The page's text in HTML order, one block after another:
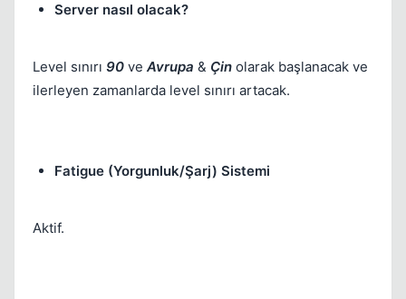
Server nasıl olacak?
Level sınırı 90 ve Avrupa & Çin olarak başlanacak ve
ilerleyen zamanlarda level sınırı artacak.
Fatigue (Yorgunluk/Şarj) Sistemi
Aktif.